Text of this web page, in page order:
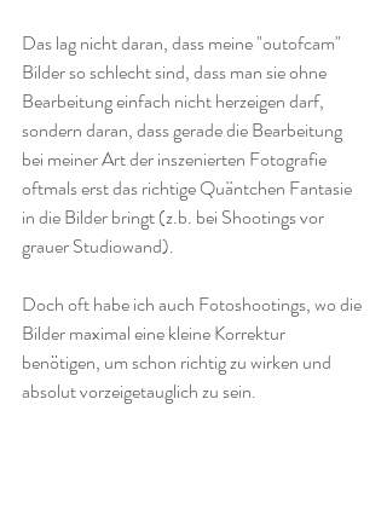
Das lag nicht daran, dass meine "outofcam"
Bilder so schlecht sind, dass man sie ohne
Bearbeitung einfach nicht herzeigen darf,
sondern daran, dass gerade die Bearbeitung
bei meiner Art der inszenierten Fotografie
oftmals erst das richtige Quäntchen Fantasie
in die Bilder bringt (z.b. bei Shootings vor
grauer Studiowand).
Doch oft habe ich auch Fotoshootings, wo die
Bilder maximal eine kleine Korrektur
benötigen, um schon richtig zu wirken und
absolut vorzeigetauglich zu sein.